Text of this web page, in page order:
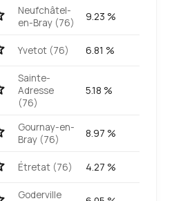
Neufchâtel-
en-Bray (76)
9.23 %
Yvetot (76) 6.81 %
Sainte-
Adresse
(76)
5.18 %
Gournay-en-
Bray (76)
8.97 %
Étretat (76) 4.27 %
Goderville